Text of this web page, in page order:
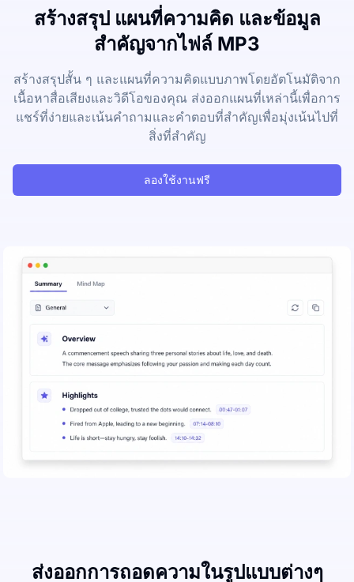
สร้างสรุป แผนที่ความคิด และข้อมูล
สำคัญจากไฟล์ MP3
สร้างสรุปสั้น ๆ และแผนที่ความคิดแบบภาพโดยอัตโนมัติจาก
เนื้อหาสื่อเสียงและวิดีโอของคุณ ส่งออกแผนที่เหล่านี้เพื่อการ
แชร์ที่ง่ายและเน้นคำถามและคำตอบที่สำคัญเพื่อมุ่งเน้นไปที่
สิ่งที่สำคัญ
ลองใช้งานฟรี
ส่งออกการถอดความในรูปแบบต่างๆ